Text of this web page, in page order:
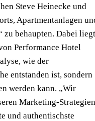
Steve Heinecke und
Apartmentanlagen
zu behaupten. Dabei liegt
Performance Hotel
wie der
entstanden ist, sondern
werden kann. „Wir
Marketing-Strategien
und authentischste